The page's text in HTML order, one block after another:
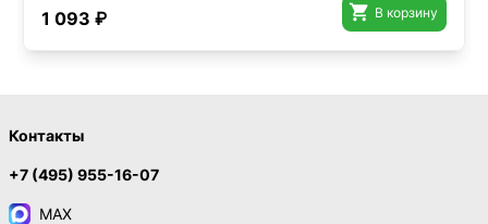
1 093 ₽  В корзину
Контакты
+7 (495) 955-16-07
MAX